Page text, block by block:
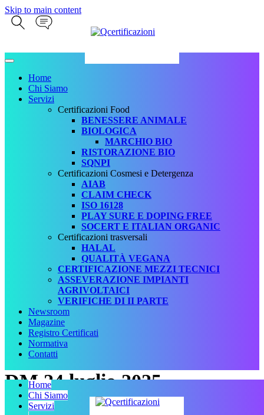
Skip to main content
Home
Chi Siamo
Servizi
Certificazioni Food
BENESSERE ANIMALE
BIOLOGICA
MARCHIO BIO
RISTORAZIONE BIO
SQNPI
Certificazioni Cosmesi e Detergenza
AIAB
CLAIM CHECK
ISO 16128
PLAY SURE E DOPING FREE
SOCERT E ITALIAN ORGANIC
Certificazioni trasversali
HALAL
QUALITÀ VEGANA
CERTIFICAZIONE MEZZI TECNICI
ASSEVERAZIONE IMPIANTI
AGRIVOLTAICI
VERIFICHE DI II PARTE
Newsroom
Magazine
Registro Certificati
Normativa
Contatti
Home
Chi Siamo
Servizi
DM 24 luglio 2025 –
Istituzione BioTrac per